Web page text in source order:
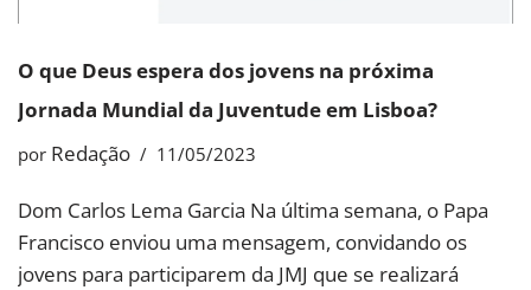
O que Deus espera dos jovens na próxima
Jornada Mundial da Juventude em Lisboa?
por Redação 11/05/2023
Dom Carlos Lema Garcia Na última semana, o Papa
Francisco enviou uma mensagem, convidando os
jovens para participarem da JMJ que se realizará